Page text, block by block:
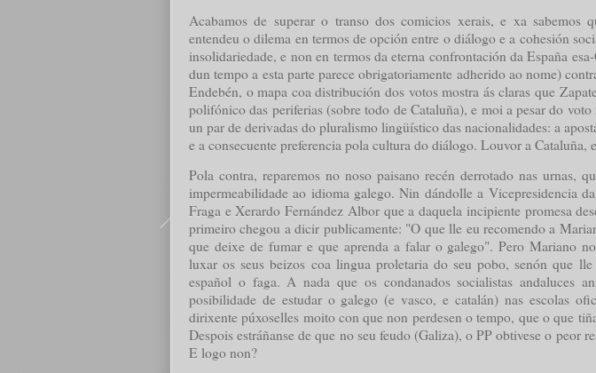
Acabamos de superar o transo dos comicios xerais, e xa sabemos
entendeu o dilema en termos de opción entre o diálogo e a cohesión
insolidariedade, e non en termos da eterna confrontación da España
dun tempo a esta parte parece obrigatoriamente adherido ao nome)
Endebén, o mapa coa distribución dos votos mostra ás claras que
polifónico das periferias (sobre todo de Cataluña), e moi a pesar do
un par de derivadas do pluralismo lingüístico das nacionalidades: a
e a consecuente preferencia pola cultura do diálogo. Louvor a Cataluña,
Pola contra, reparemos no noso paisano recén derrotado nas urnas,
impermeabilidade ao idioma galego. Nin dándolle a Vicepresidencia
Fraga e Xerardo Fernández Albor que a daquela incipiente promesa
primeiro chegou a dicir publicamente: "O que lle eu recomendo a
que deixe de fumar e que aprenda a falar o galego". Pero Mariano
luxar os seus beizos coa lingua proletaria do seu pobo, senón que
español o faga. A nada que os condanados socialistas andaluces
posibilidade de estudar o galego (e vasco, e catalán) nas escolas
dirixente púxoselles moito con que non perdesen o tempo, que o que
Despois estráñanse de que no seu feudo (Galiza), o PP obtivese o peor
E logo non?